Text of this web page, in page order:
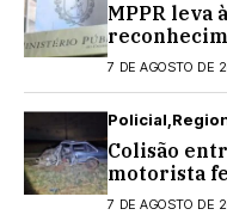
MPPR leva
estaduais
7 DE AGOSTO DE
Policial
Colisão
motorista
Medianeira
7 DE AGOSTO DE